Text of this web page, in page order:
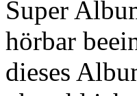
Super
hörbar
dieses